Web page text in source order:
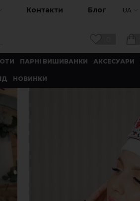
Контакти Блог UA
ПАРНІ ВИШИВАНКИ АКСЕСУАРИ
НОВИНКИ